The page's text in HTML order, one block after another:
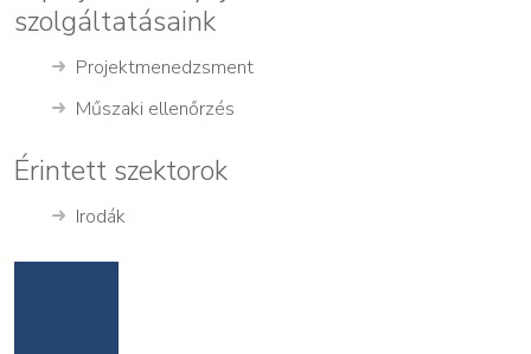
szolgáltatásaink
Projektmenedzsment
Műszaki ellenőrzés
Érintett szektorok
Irodák